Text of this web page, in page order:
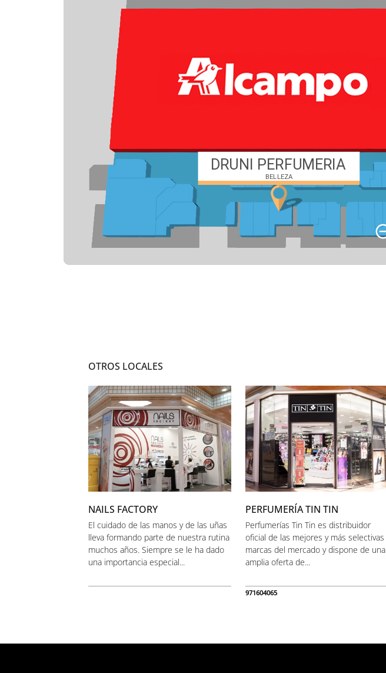
OTROS LOCALES
NAILS FACTORY
El cuidado de las manos y de las uñas
lleva formando parte de nuestra rutina
muchos años. Siempre se le ha dado
una importancia especial...
PERFUMERÍA TIN TIN
Perfumerías Tin Tin es distribuidor
oficial de las mejores y más selectivas
marcas del mercado y dispone de una
amplia oferta de...
971604065